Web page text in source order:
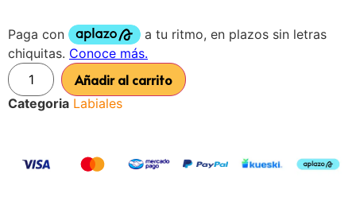
Añadir al carrito
Categoria Labiales